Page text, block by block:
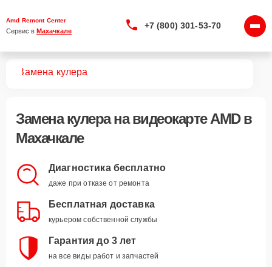
Amd Remont Center
Сервис в Махачкале
+7 (800) 301-53-70
Замена кулера
Замена кулерана видеокарте AMD в
Махачкале
Диагностика бесплатно
даже при отказе от ремонта
Бесплатная доставка
курьером собственной службы
Гарантия до 3 лет
на все виды работ и запчастей